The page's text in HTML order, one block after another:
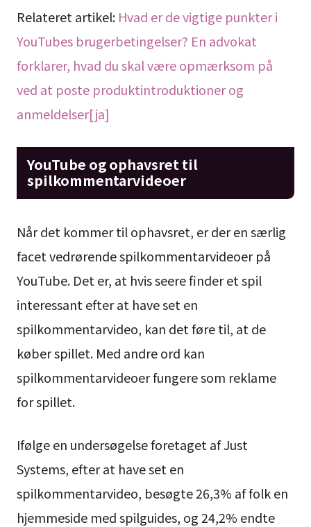
Relateret artikel: Hvad er de vigtige punkter i
YouTubes brugerbetingelser? En advokat
forklarer, hvad du skal være opmærksom på
ved at poste produktintroduktioner og
anmeldelser[ja]
YouTube og ophavsret til
spilkommentarvideoer
Når det kommer til ophavsret, er der en særlig
facet vedrørende spilkommentarvideoer på
YouTube. Det er, at hvis seere finder et spil
interessant efter at have set en
spilkommentarvideo, kan det føre til, at de
køber spillet. Med andre ord kan
spilkommentarvideoer fungere som reklame
for spillet.
Ifølge en undersøgelse foretaget af Just
Systems, efter at have set en
spilkommentarvideo, besøgte 26,3% af folk en
hjemmeside med spilguides, og 24,2% endte